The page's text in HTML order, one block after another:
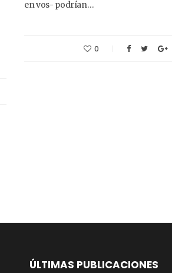
en vos- podrían…
0
ÚLTIMAS PUBLICACIONES